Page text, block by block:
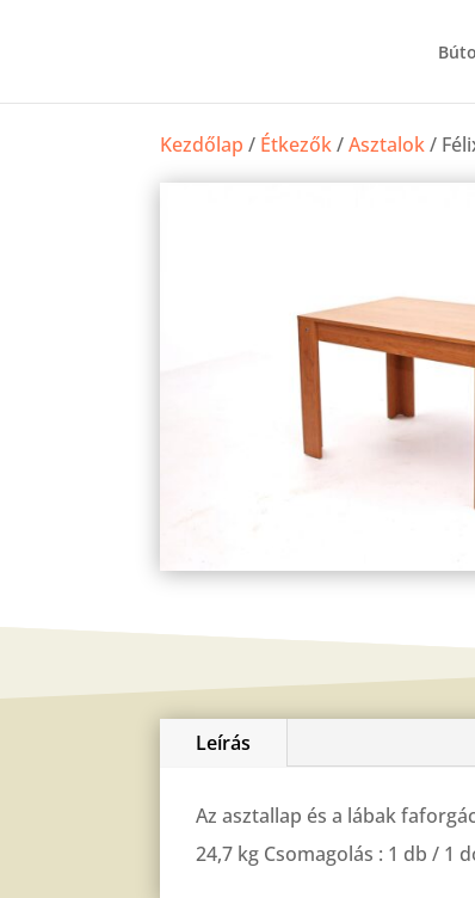
Kezdőlap / Étkezők/Asztalok/
Leírás
Az asztallap és a lábak
24,7 kg Csomagolás : 1 db / 1